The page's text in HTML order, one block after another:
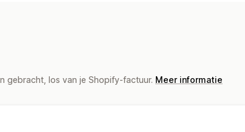
Zendingen beheren
gebracht, los van je Shopify-factuur. Meer informatie